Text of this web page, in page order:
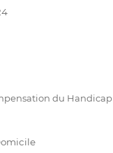
du Handicap